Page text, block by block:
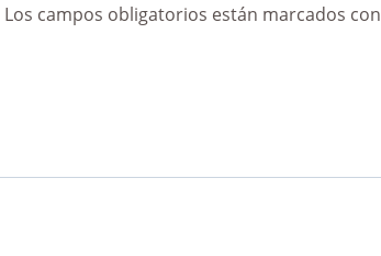
Los campos obligatorios están marcados con